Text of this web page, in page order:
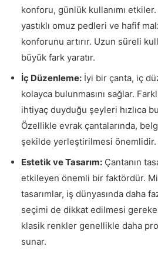
konforu, günlük kullanımı
yastıklı omuz pedleri ve hafif
konforunu artırır. Uzun süreli
büyük fark yaratır.
İç Düzenleme: İyi bir çanta, iç
kolayca bulunmasını sağlar.
ihtiyaç duyduğu şeyleri hızlıca
Özellikle evrak çantalarında,
şekilde yerleştirilmesi önemlidir.
Estetik ve Tasarım: Çantanın
etkileyen önemli bir faktördür.
tasarımlar, iş dünyasında daha
seçimi de dikkat edilmesi
klasik renkler genellikle daha
sunar.